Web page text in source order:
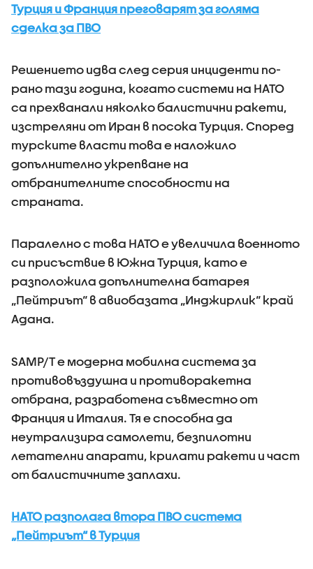
Турция и Франция преговарят за голяма
сделка за ПВО
Решението идва след серия инциденти по-
рано тази година, когато системи на НАТО
са прехванали няколко балистични ракети,
изстреляни от Иран в посока Турция. Според
турските власти това е наложило
допълнително укрепване на
отбранителните способности на
страната.
Паралелно с това НАТО е увеличила военното
си присъствие в Южна Турция, като е
разположила допълнителна батарея
„Пейтриът“ в авиобазата „Инджирлик“ край
Адана.
SAMP/T е модерна мобилна система за
противовъздушна и противоракетна
отбрана, разработена съвместно от
Франция и Италия. Тя е способна да
неутрализира самолети, безпилотни
летателни апарати, крилати ракети и част
от балистичните заплахи.
НАТО разполага втора ПВО система
„Пейтриът“ в Турция